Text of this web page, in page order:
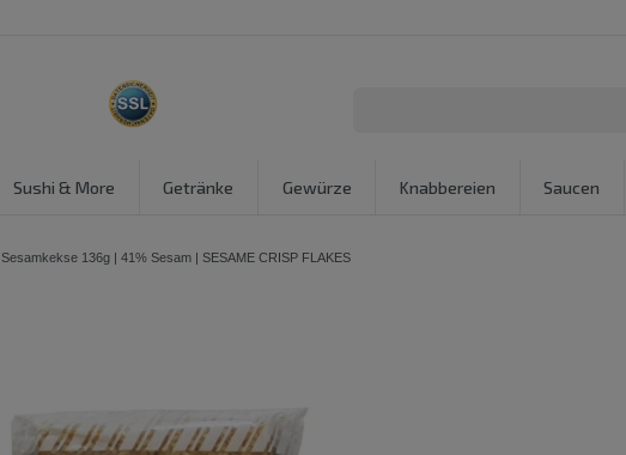
Sushi & More Getränke Gewürze Knabbereien Saucen
Sesamkekse 136g | 41% Sesam | SESAME CRISP FLAKES